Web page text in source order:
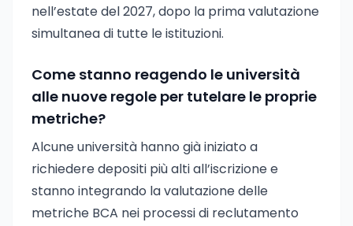
nell’estate del 2027, dopo la prima valutazione
simultanea di tutte le istituzioni.
Come stanno reagendo le università
alle nuove regole per tutelare le proprie
metriche?
Alcune università hanno già iniziato a
richiedere depositi più alti all’iscrizione e
stanno integrando la valutazione delle
metriche BCA nei processi di reclutamento